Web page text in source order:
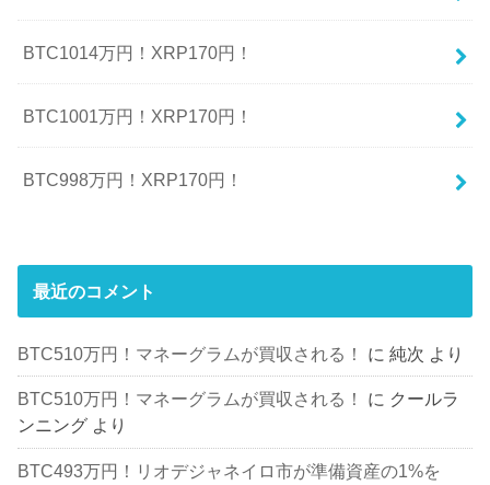
BTC1014万円！XRP170円！
BTC1001万円！XRP170円！
BTC998万円！XRP170円！
最近のコメント
BTC510万円！マネーグラムが買収される！ に純次 より
BTC510万円！マネーグラムが買収される！ に クールラ
ンニング より
BTC493万円！リオデジャネイロ市が準備資産の1%を